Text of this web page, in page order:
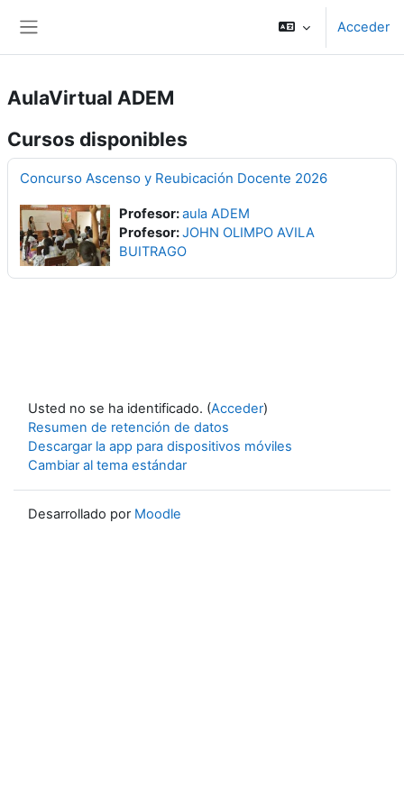
Acceder
AulaVirtual ADEM
Cursos disponibles
Concurso Ascenso y Reubicación Docente 2026
Profesor:aula ADEM
Profesor:JOHN OLIMPO AVILA
BUITRAGO
Usted no se ha identificado. (Acceder)
Resumen de retención de datos
Descargar la app para dispositivos móviles
Cambiar al tema estándar
Desarrollado por Moodle